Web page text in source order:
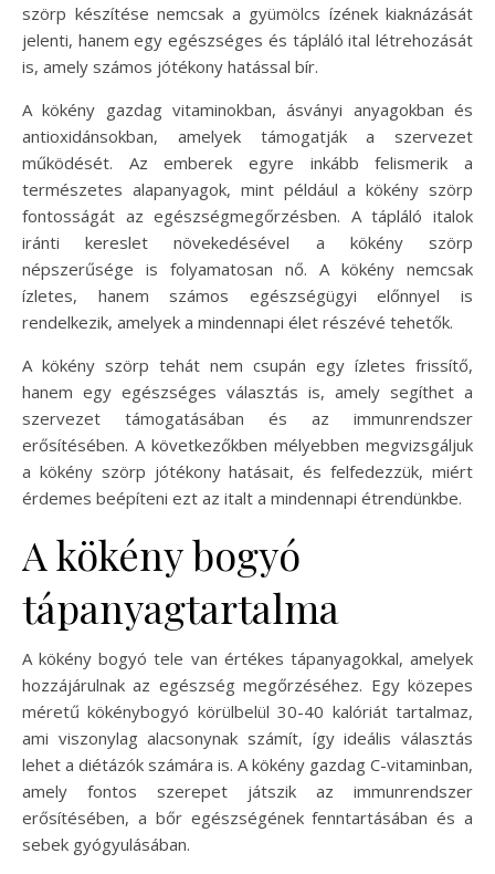
szörp készítése nemcsak a gyümölcs ízének kiaknázását
jelenti, hanem egy egészséges és tápláló ital létrehozását
is, amely számos jótékony hatással bír.
A kökény gazdag vitaminokban, ásványi anyagokban és
antioxidánsokban, amelyek támogatják a szervezet
működését. Az emberek egyre inkább felismerik a
természetes alapanyagok, mint például a kökény szörp
fontosságát az egészségmegőrzésben. A tápláló italok
iránti kereslet növekedésével a kökény szörp
népszerűsége is folyamatosan nő. A kökény nemcsak
ízletes, hanem számos egészségügyi előnnyel is
rendelkezik, amelyek a mindennapi élet részévé tehetők.
A kökény szörp tehát nem csupán egy ízletes frissítő,
hanem egy egészséges választás is, amely segíthet a
szervezet támogatásában és az immunrendszer
erősítésében. A következőkben mélyebben megvizsgáljuk
a kökény szörp jótékony hatásait, és felfedezzük, miért
érdemes beépíteni ezt az italt a mindennapi étrendünkbe.
A kökény bogyó
tápanyagtartalma
A kökény bogyó tele van értékes tápanyagokkal, amelyek
hozzájárulnak az egészség megőrzéséhez. Egy közepes
méretű kökénybogyó körülbelül 30-40 kalóriát tartalmaz,
ami viszonylag alacsonynak számít, így ideális választás
lehet a diétázók számára is. A kökény gazdag C-vitaminban,
amely fontos szerepet játszik az immunrendszer
erősítésében, a bőr egészségének fenntartásában és a
sebek gyógyulásában.